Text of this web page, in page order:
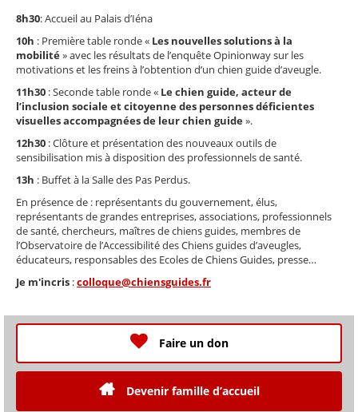
8h30: Accueil au Palais d’Iéna
10h : Première table ronde « Les nouvelles solutions à la
mobilité» avec les résultats de l’enquête Opinionway sur les
motivations et les freins à l’obtention d’un chien guide d’aveugle.
11h30 : Seconde table ronde « Le chien guide, acteur de
l’inclusion sociale et citoyenne des personnes déficientes
visuelles accompagnées de leur chien guide».
12h30 : Clôture et présentation des nouveaux outils de
sensibilisation mis à disposition des professionnels de santé.
13h : Buffet à la Salle des Pas Perdus.
En présence de : représentants du gouvernement, élus,
représentants de grandes entreprises, associations, professionnels
de santé, chercheurs, maîtres de chiens guides, membres de
l’Observatoire de l’Accessibilité des Chiens guides d’aveugles,
éducateurs, responsables des Ecoles de Chiens Guides, presse…
Je m'incris :colloque@chiensguides.fr
Faire un don
Devenir famille d’accueil